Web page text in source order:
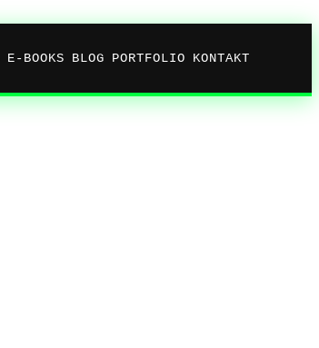
E-BOOKS BLOG PORTFOLIO KONTAKT